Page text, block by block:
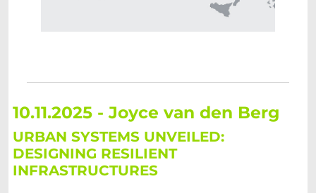
10.11.2025 - Joyce van den Berg
URBAN SYSTEMS UNVEILED:
DESIGNING RESILIENT
INFRASTRUCTURES